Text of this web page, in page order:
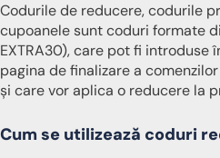
Codurile de reducere, codurile
cupoanele sunt coduri formate
EXTRA30), care pot fi introduse
pagina de finalizare a
și care vor aplica o reducere la
Cum se utilizează coduri